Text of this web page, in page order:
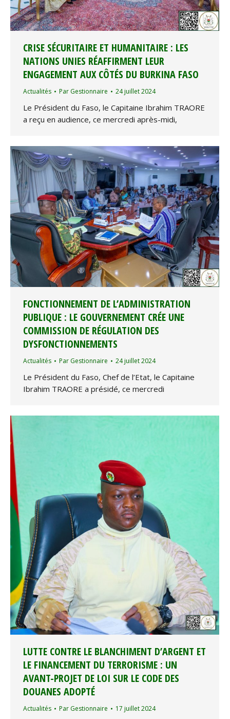
CRISE SÉCURITAIRE ET HUMANITAIRE : LES
NATIONS UNIES RÉAFFIRMENT LEUR
ENGAGEMENT AUX CÔTÉS DU BURKINA FASO
Actualités Par Gestionnaire 24 juillet 2024
Le Président du Faso, le Capitaine Ibrahim TRAORE
a reçu en audience, ce mercredi après-midi,
FONCTIONNEMENT DE L’ADMINISTRATION
PUBLIQUE : LE GOUVERNEMENT CRÉE UNE
COMMISSION DE RÉGULATION DES
DYSFONCTIONNEMENTS
Actualités Par Gestionnaire 24 juillet 2024
Le Président du Faso, Chef de l’Etat, le Capitaine
Ibrahim TRAORE a présidé, ce mercredi
LUTTE CONTRE LE BLANCHIMENT D’ARGENT ET
LE FINANCEMENT DU TERRORISME : UN
AVANT-PROJET DE LOI SUR LE CODE DES
DOUANES ADOPTÉ
Actualités Par Gestionnaire 17 juillet 2024